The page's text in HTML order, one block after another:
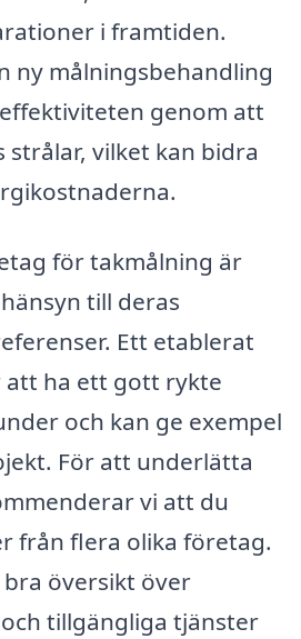
i framtiden.
ny målningsbehandling
genom att
strålar, vilket kan bidra
för takmålning är
till deras
Ett etablerat
ha ett gott rykte
och kan ge exempel
För att underlätta
vi att du
från flera olika företag.
översikt över
tillgängliga tjänster